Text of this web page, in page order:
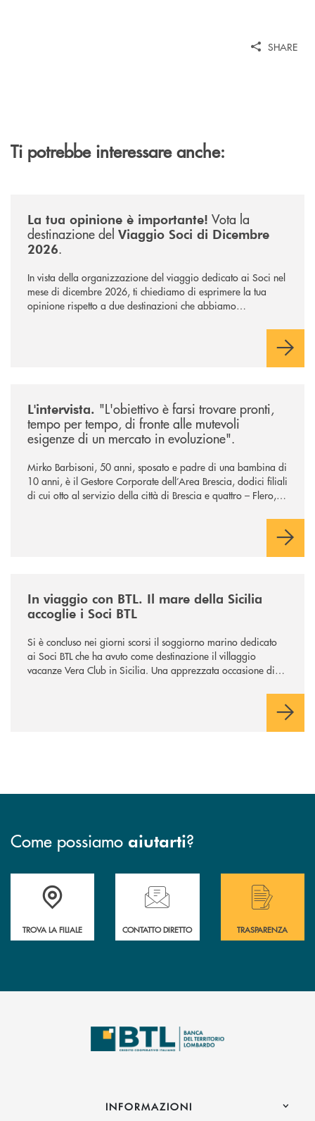
SHARE
Ti potrebbe interessare anche:
La tua opinione è importante! Vota la
destinazione del Viaggio Soci di Dicembre
2026.
In vista della organizzazione del viaggio dedicato ai Soci nel
mese di dicembre 2026, ti chiediamo di esprimere la tua
opinione rispetto a due destinazioni che abbiamo
L'intervista. "L'obiettivo è farsi trovare pronti,
tempo per tempo, di fronte alle mutevoli
esigenze di un mercato in evoluzione".
Mirko Barbisoni, 50 anni, sposato e padre di una bambina di
10 anni, è il Gestore Corporate dell’Area Brescia, dodici filiali
di cui otto al servizio della città di Brescia e quattro – Flero,
In viaggio con BTL. Il mare della Sicilia
accoglie i Soci BTL
Si è concluso nei giorni scorsi il soggiorno marino dedicato
ai Soci BTL che ha avuto come destinazione il villaggio
vacanze Vera Club in Sicilia. Una apprezzata occasione di
Come possiamo aiutarti?
Accedi all' elenco completo delle filiali .
TROVA LA FILIALE
Hai bisogno di assistenza immediata?
CONTATTO DIRETTO
Hai bisogno di
TRASPARENZA
INFORMAZIONI